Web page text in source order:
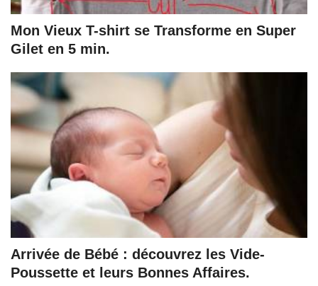
Mon Vieux T-shirt se Transforme en Super
Gilet en 5 min.
Arrivée de Bébé : découvrez les Vide-
Poussette et leurs Bonnes Affaires.